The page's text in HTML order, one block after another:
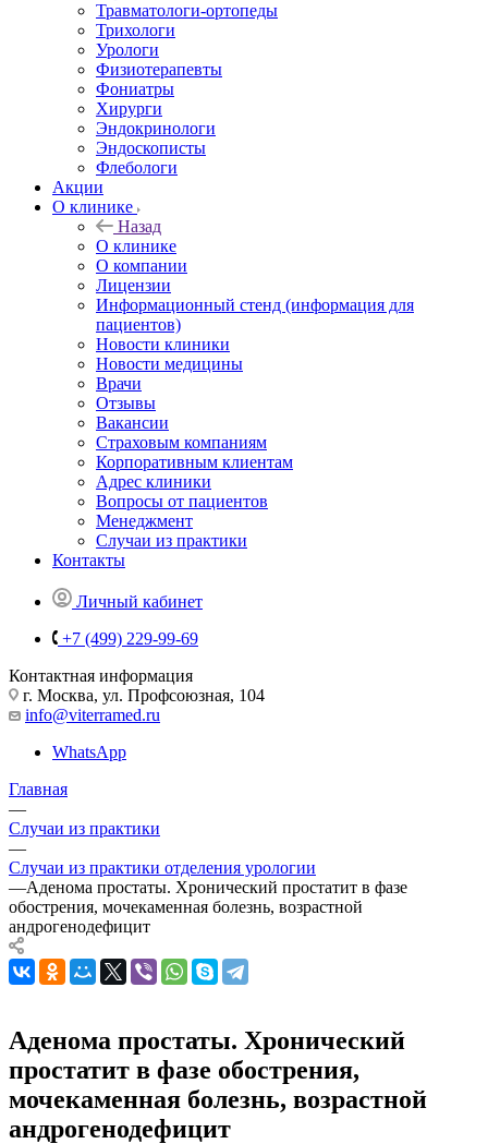
Травматологи-ортопеды
Трихологи
Урологи
Физиотерапевты
Фониатры
Хирурги
Эндокринологи
Эндоскописты
Флебологи
Акции
О клинике
Назад
О клинике
О компании
Лицензии
Информационный стенд (информация для
пациентов)
Новости клиники
Новости медицины
Врачи
Отзывы
Вакансии
Страховым компаниям
Корпоративным клиентам
Адрес клиники
Вопросы от пациентов
Менеджмент
Случаи из практики
Контакты
Личный кабинет
+7 (499) 229-99-69
Контактная информация
г. Москва, ул. Профсоюзная, 104
info@viterramed.ru
WhatsApp
Главная
—
Случаи из практики
—
Случаи из практики отделения урологии
—Аденома простаты. Хронический простатит в фазе
обострения, мочекаменная болезнь, возрастной
андрогенодефицит
Аденома простаты. Хронический
простатит в фазе обострения,
мочекаменная болезнь, возрастной
андрогенодефицит